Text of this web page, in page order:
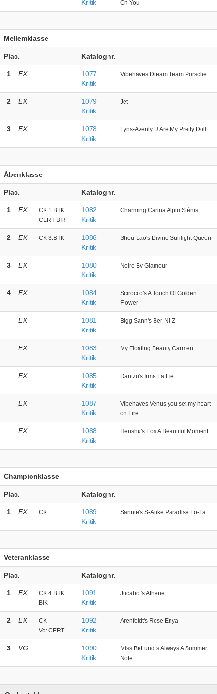
Kritik
On You
Mellemklasse
Plac. Katalognr.
1 EX
1077
Kritik
Vibehaves Dream Team Porsche
2 EX
1079
Kritik
Jet
3 EX
1078
Kritik
Lyns-Avenly U Are My Pretty Doll
Åbenklasse
Plac. Katalognr.
1 EX
CK 1.BTK
CERT BIR
1082
Kritik
Charming Carina Alpiu Slénis
2 EX CK 3.BTK
1086
Kritik
Shou-Lao's Divine Sunlight Queen
3 EX
1080
Kritik
Noire By Glamour
4 EX
1084
Kritik
Scirocco's A Touch Of Golden
Flower
EX
1081
Kritik
Bigg Sann's Ber-Ni-Z
EX
1083
Kritik
My Floating Beauty Carmen
EX
1085
Kritik
Dantzu's Irma La Fie
EX
1087
Kritik
Vibehaves Venus you set my heart
on Fire
EX
1088
Kritik
Henshu's Eos A Beautiful Moment
Championklasse
Plac. Katalognr.
1 EX CK
1089
Kritik
Sannie's S-Anke Paradise Lo-La
Veteranklasse
Plac. Katalognr.
1 EX
CK 4.BTK
BIK
1091
Kritik
Jucabo 's Athene
2 EX
CK
Vet.CERT
1092
Kritik
Arenfeldt's Rose Enya
3 VG
1090
Kritik
Miss BeLund´s Always A Summer
Note